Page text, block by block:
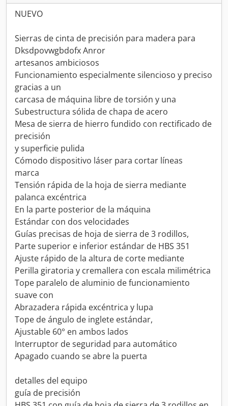
NUEVO
Sierras de cinta de precisión para madera para
Dksdpovwgbdofx Anror
artesanos ambiciosos
Funcionamiento especialmente silencioso y preciso
gracias a un
carcasa de máquina libre de torsión y una
Subestructura sólida de chapa de acero
Mesa de sierra de hierro fundido con rectificado de
precisión
y superficie pulida
Cómodo dispositivo láser para cortar líneas
marca
Tensión rápida de la hoja de sierra mediante
palanca excéntrica
En la parte posterior de la máquina
Estándar con dos velocidades
Guías precisas de hoja de sierra de 3 rodillos,
Parte superior e inferior estándar de HBS 351
Ajuste rápido de la altura de corte mediante
Perilla giratoria y cremallera con escala milimétrica
Tope paralelo de aluminio de funcionamiento
suave con
Abrazadera rápida excéntrica y lupa
Tope de ángulo de inglete estándar,
Ajustable 60° en ambos lados
Interruptor de seguridad para automático
Apagado cuando se abre la puerta
detalles del equipo
guía de precisión